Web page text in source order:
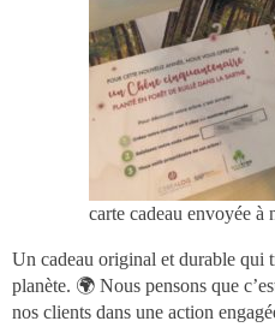
carte cadeau envoyée à
Un cadeau original et durable qui
planète. 🌍 Nous pensons que
nos clients dans une action